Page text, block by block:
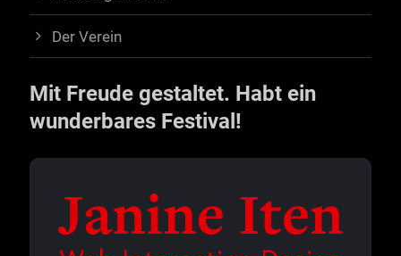
Der Verein
Mit Freude gestaltet. Habt ein
wunderbares Festival!